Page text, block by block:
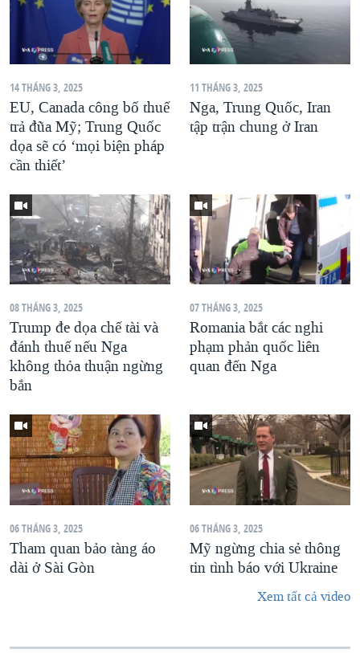
14 THÁNG 3, 2025
EU, Canada công bố thuế
trả đũa Mỹ; Trung Quốc
dọa sẽ có ‘mọi biện pháp
cần thiết’
11 THÁNG 3, 2025
Nga, Trung Quốc, Iran
tập trận chung ở Iran
08 THÁNG 3, 2025
Trump đe dọa chế tài và
đánh thuế nếu Nga
không thỏa thuận ngừng
bắn
07 THÁNG 3, 2025
Romania bắt các nghi
phạm phản quốc liên
quan đến Nga
06 THÁNG 3, 2025
Tham quan bảo tàng áo
dài ở Sài Gòn
06 THÁNG 3, 2025
Mỹ ngừng chia sẻ thông
tin tình báo với Ukraine
Xem tất cả video